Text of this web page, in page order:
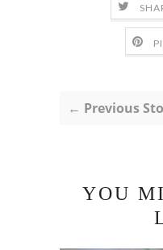
← Previous
YOU